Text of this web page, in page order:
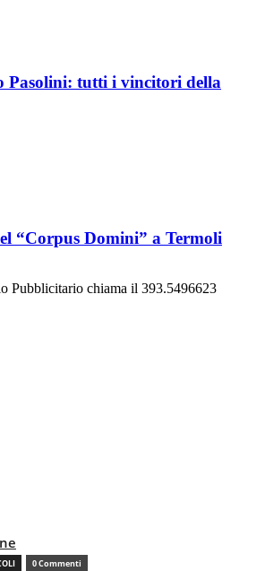
Pasolini: tutti i vincitori della
“Corpus Domini” a Termoli
Pubblicitario chiama il 393.5496623
0 Commenti